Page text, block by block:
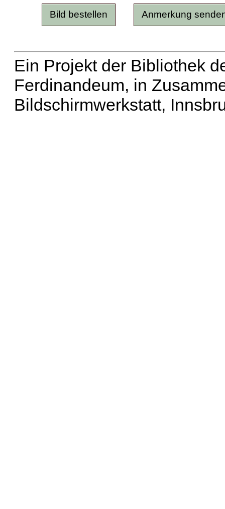
Ein Projekt der Bibliothek
Ferdinandeum, in
Bildschirmwerkstatt,